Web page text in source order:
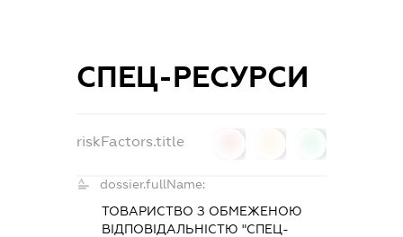
СПЕЦ-РЕСУРСИ
riskFactors.title
dossier.fullName:
ТОВАРИСТВО З ОБМЕЖЕНОЮ
ВІДПОВІДАЛЬНІСТЮ "СПЕЦ-